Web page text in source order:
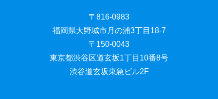
〒816-0983
福岡県大野城市月の浦3丁目18-7
〒150-0043
東京都渋谷区道玄坂1丁目10番8号
渋谷道玄坂東急ビル2F